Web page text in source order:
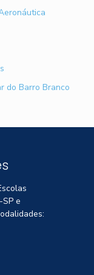
do Barro Branco
e